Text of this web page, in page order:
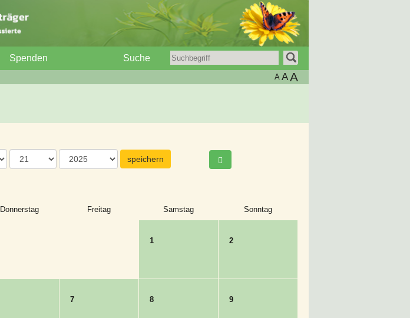
Spenden Suche
A AA
Donnerstag Freitag Samstag Sonntag
1 2
7 8 9